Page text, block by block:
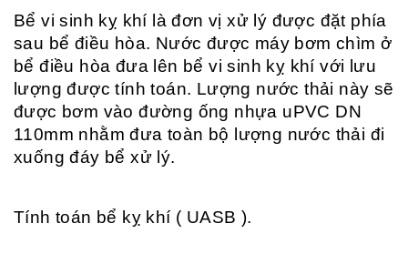
Bể vi sinh kỵ khí là đơn vị xử lý được đặt phía
sau bể điều hòa. Nước được máy bơm chìm ở
bể điều hòa đưa lên bể vi sinh kỵ khí với lưu
lượng được tính toán. Lượng nước thải này sẽ
được bơm vào đường ống nhựa uPVC DN
110mm nhằm đưa toàn bộ lượng nước thải đi
xuống đáy bể xử lý.
Tính toán bể kỵ khí ( UASB ).